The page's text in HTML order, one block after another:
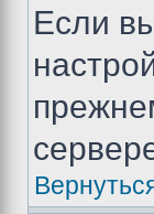
Если